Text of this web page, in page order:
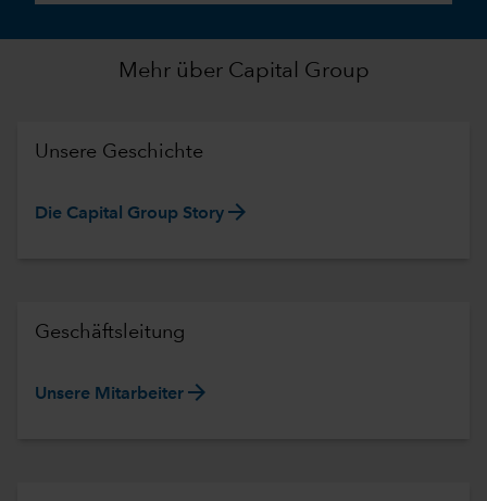
Mehr über Capital Group
Unsere Geschichte
Die Capital Group Story arrow_forward
Geschäftsleitung
Unsere Mitarbeiter arrow_forward